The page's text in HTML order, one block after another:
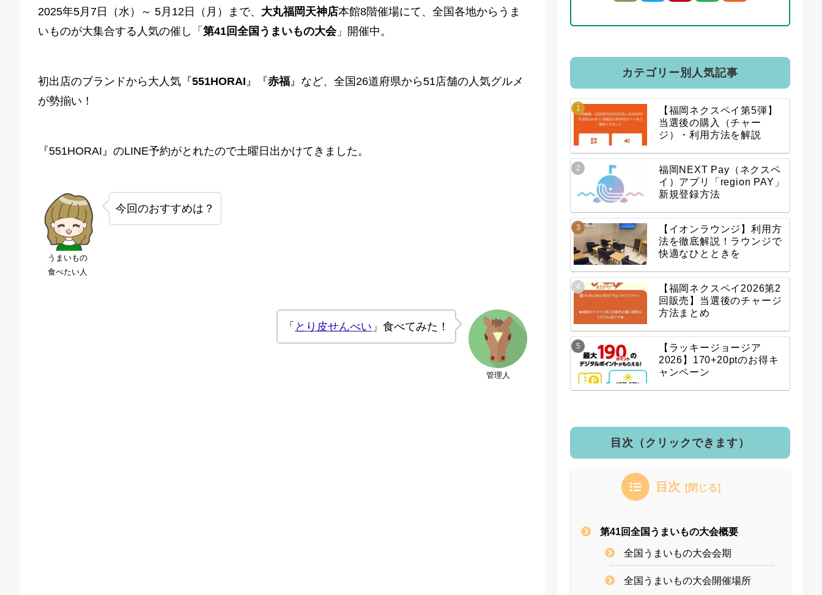
2025年5月7日（水）～ 5月12日（月）まで、 大丸福岡天神店本館8階催場にて、全国各地からうま
いものが大集合する人気の催し「 第41回全国うまいもの大会」開催中。
初出店のブランドから大人気『551HORAI 』『赤福 』など、全国26道府県から51店舗の人気グルメ
が勢揃い！
『551HORAI』のLINE予約がとれたので土曜日出かけてきました。
うまいもの
食べたい人
今回のおすすめは？
管理人
「 とり皮せんべい 」食べてみた！
カテゴリー別人気記事
【福岡ネクスペイ第5弾】
当選後の購入（チャー
ジ）・利用方法を解説
福岡NEXT Pay（ネクスペ
イ）アプリ「region PAY」
新規登録方法
【イオンラウンジ】利用方
法を徹底解説！ラウンジで
快適なひとときを
【福岡ネクスペイ2026第2
回販売】当選後のチャージ
方法まとめ
【ラッキージョージア
2026】170+20ptのお得キ
ャンペーン
目次（クリックできます）
目次
第41回全国うまいもの大会概要
全国うまいもの大会会期
全国うまいもの大会開催場所